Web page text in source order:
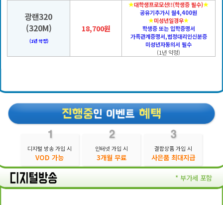
광랜320
(320M)
(1년 약정)
18,700원
대학생프로모션!!(학생증 필수)
공유기추가시 월4,400원
미성년일경우
학생증 또는 입학증명서
가족관계증명서,법정대리인신분증
미성년자동의서 필수
(1년 약정)
디지털 방송 가입 시
VOD 가능
인터넷 가입 시
3개월 무료
결합상품 가입 시
사은품 최대지급
* 부가세 포함